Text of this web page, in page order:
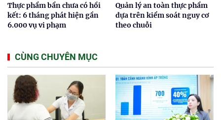
Thực phẩm bẩn chưa có hồi
kết: 6 tháng phát hiện gần
6.000 vụ vi phạm
Quản lý an toàn thực phẩm
dựa trên kiểm soát nguy cơ
theo chuỗi
CÙNG CHUYÊN MỤC